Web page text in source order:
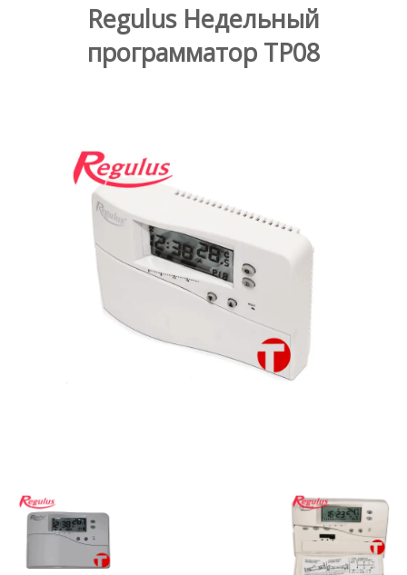
Regulus Недельный
программатор TP08